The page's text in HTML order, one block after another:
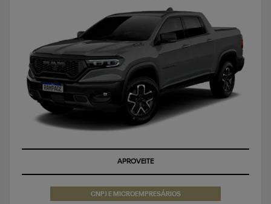
SUPERVALORIZAÇÃO DO SEU SEMINOVO OU TAXA ZERO
CNPJ E MICROEMPRESÁRIOS